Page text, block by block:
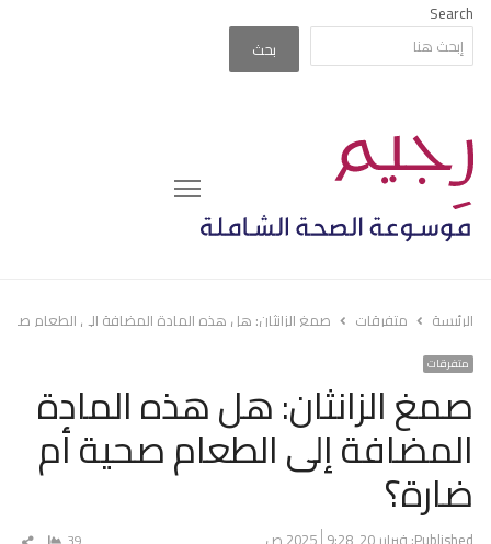
Search
بحث
Menu
الرئيسة متفرقات صمغ الزانثان: هل هذه المادة المضافة إلى الطعام
متفرقات
صمغ الزانثان: هل هذه المادة
المضافة إلى الطعام صحية أم
ضارة؟